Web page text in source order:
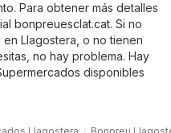
Para obtener más detalles
bonpreuesclat.cat. Si no
Llagostera, o no tienen
no hay problema. Hay
disponibles